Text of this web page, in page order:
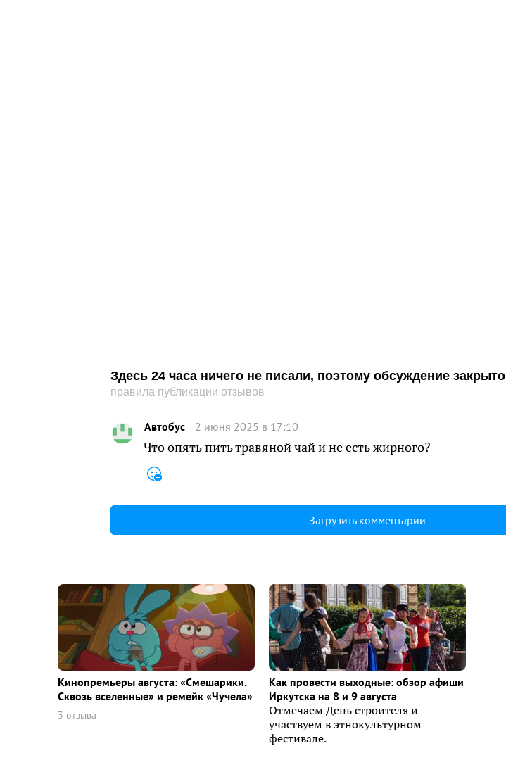
Здесь 24 часа ничего не писали, поэтому обсуждение закрыто
правила публикации отзывов
Автобус 2 июня 2025 в 17:10
Что опять пить травяной чай и не есть жирного?
Загрузить комментарии
Кинопремьеры августа: «Смешарики.
Сквозь вселенные» и ремейк «Чучела»
3 отзыва
Как провести выходные: обзор афиши
Иркутска на 8 и 9 августа
Отмечаем День строителя и
участвуем в этнокультурном
фестивале.